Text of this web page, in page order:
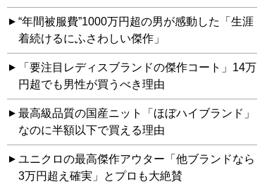
“年間被服費”1000万円超の男が感動した「生涯
着続けるにふさわしい傑作」
「要注目レディスブランドの傑作コート」14万
円超でも男性が買うべき理由
最高級品質の国産ニット「ほぼハイブランド」
なのに半額以下で買える理由
ユニクロの最高傑作アウター「他ブランドなら
3万円超え確実」とプロも大絶賛